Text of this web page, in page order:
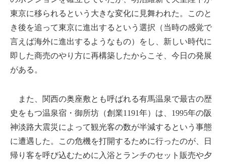
東京に移られるという大きな変化に見舞われた。このと
き後を追って東京に進出するという選択（当時の感覚で
言えば海外に進出するようなもの）をし、新しい時代に
即した商売のやり方に再構築したからこそ、今日の発展
がある。
また、関西の奥座敷とも呼ばれる有馬温泉で最古の歴
史をもつ温泉宿・御所坊（創業1191年）は、1995年の阪
神淡路大震災によって観光客の数が半減するという事態
に遭遇した。この危機を打開するために行ったのが、日
帰り客を呼び込むために入浴とランチのセット販売や夕